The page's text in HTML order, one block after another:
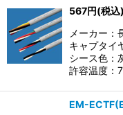
567円(税込)
メーカー：
キャプタイ
シース色
許容温度：
EM-